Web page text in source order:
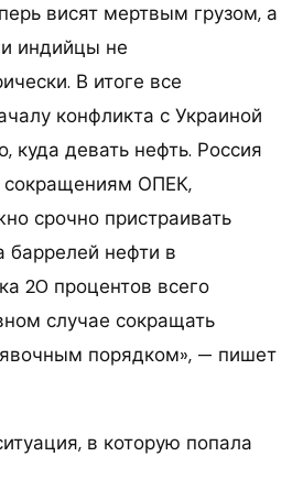
висят мертвым грузом, а
индийцы не
В итоге все
конфликта с Украиной
куда девать нефть. Россия
сокращениям ОПЕК,
срочно пристраивать
баррелей нефти в
20 процентов всего
случае сокращать
порядком», — пишет
в которую попала